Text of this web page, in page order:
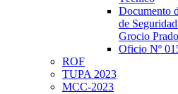
Documento
de
Grocio Prado
Oficio Nº
ROF
TUPA 2023
MCC-2023